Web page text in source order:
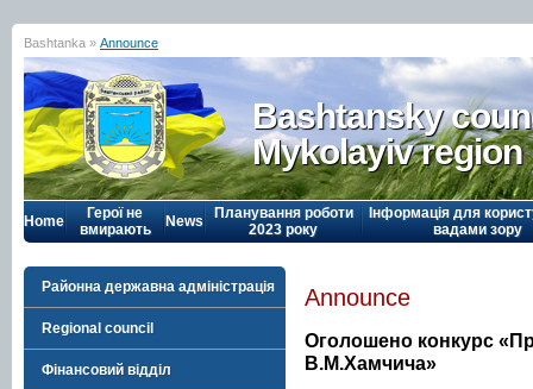
Bashtanka » Announce
Bashtansky
Mykolayiv region
Home
Герої не
вмирають
News
Планування роботи
2023 року
Інформація для
вадами зору
Районна державна адміністрація
Regional council
Фінансовий відділ
Announce
Оголошено конкурс
В.М.Хамчича»